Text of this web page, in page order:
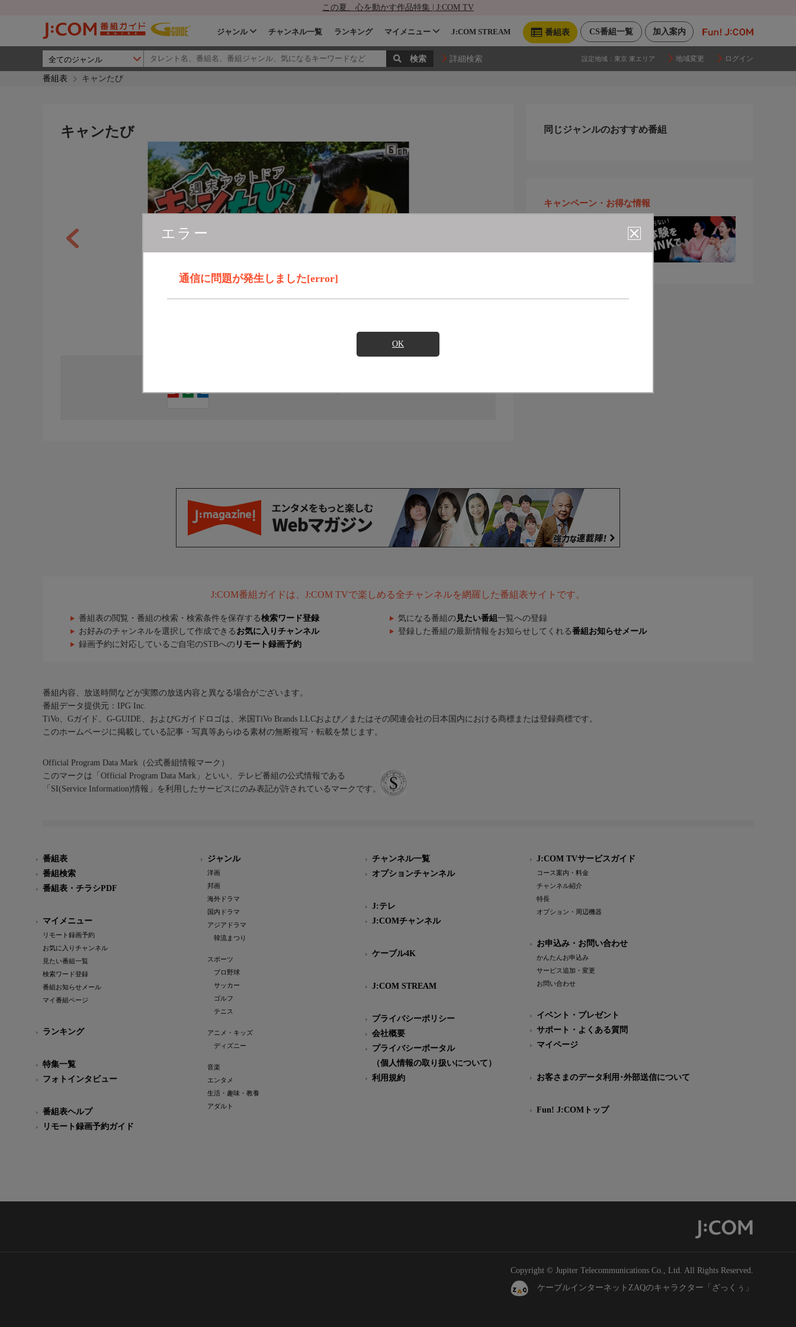
この夏、心を動かす作品特集 | J:COM TV
加入案内
CS番組一覧
番組表
ジャンル チャンネル一覧 ランキング マイメニュー J:COM STREAM
詳細検索 設定地域： 東京 東エリア 地域変更 ログイン
番組表 キャンたび
エラー
通信に問題が発生しました[error]
OK
キャンたび 同じジャンルのおすすめ番組
キャンペーン・お得な情報
J:COM番組ガイドは、J:COM TVで楽しめる全チャンネルを網羅した番組表サイトです。
番組表の閲覧・番組の検索・検索条件を保存する検索ワード登録 気になる番組の 見たい番組 一覧への登録
お好みのチャンネルを選択して作成できる お気に入りチャンネル 登録した番組の最新情報をお知らせしてくれる番組お知らせメール
録画予約に対応しているご自宅のSTBへの リモート録画予約
番組内容、放送時間などが実際の放送内容と異なる場合がございます。
番組データ提供元：IPG Inc.
TiVo、Gガイド、G-GUIDE、およびGガイドロゴは、米国TiVo Brands LLCおよび／またはその関連会社の日本国内における商標または登録商標です。
このホームページに掲載している記事・写真等あらゆる素材の無断複写・転載を禁じます。
Official Program Data Mark（公式番組情報マーク）
このマークは「Official Program Data Mark」といい、テレビ番組の公式情報である
「SI(Service Information)情報」を利用したサービスにのみ表記が許されているマークです。
番組表
番組検索
番組表・チラシPDF
マイメニュー
リモート録画予約
お気に入りチャンネル
見たい番組一覧
検索ワード登録
番組お知らせメール
マイ番組ページ
ランキング
特集一覧
フォトインタビュー
番組表ヘルプ
リモート録画予約ガイド
ジャンル
洋画
邦画
海外ドラマ
国内ドラマ
アジアドラマ
韓流まつり
スポーツ
プロ野球
サッカー
ゴルフ
テニス
アニメ・キッズ
ディズニー
音楽
エンタメ
生活・趣味・教養
アダルト
チャンネル一覧
オプションチャンネル
J:テレ
J:COMチャンネル
ケーブル4K
J:COM STREAM
プライバシーポリシー
会社概要
プライバシーポータル
（個人情報の取り扱いについて）
利用規約
J:COM TVサービスガイド
コース案内・料金
チャンネル紹介
特長
オプション・周辺機器
お申込み・お問い合わせ
かんたんお申込み
サービス追加・変更
お問い合わせ
イベント・プレゼント
サポート・よくある質問
マイページ
お客さまのデータ利用･外部送信について
Fun! J:COMトップ
Copyright © Jupiter Telecommunications Co., Ltd. All Rights Reserved.
ケーブルインターネットZAQのキャラクター「ざっくぅ」